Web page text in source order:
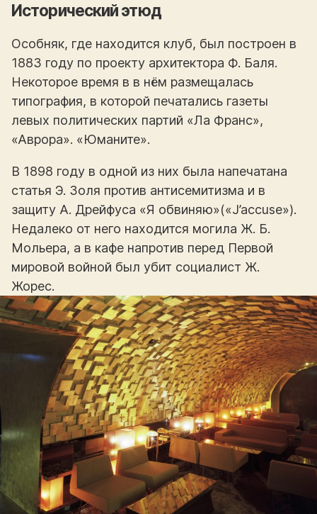
Исторический этюд
Особняк, где находится клуб, был построен в
1883 году по проекту архитектора Ф. Баля.
Некоторое время в в нём размещалась
типография, в которой печатались газеты
левых политических партий «Ла Франс»,
«Аврора». «Юманите».
В 1898 году в одной из них была напечатана
статья Э. Золя против антисемитизма и в
защиту А. Дрейфуса «Я обвиняю»(«J’accuse»).
Недалеко от него находится могила Ж. Б.
Мольера, а в кафе напротив перед Первой
мировой войной был убит социалист Ж.
Жорес.